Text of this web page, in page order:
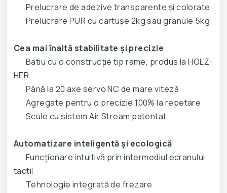
Prelucrare de adezive transparente și colorate
Prelucrare PUR cu cartușe 2kg sau granule 5kg
Cea mai înaltă stabilitate și precizie
Batiu cu o construcție tip rame, produs la HOLZ-
HER
Până la 20 axe servo NC de mare viteză
Agregate pentru o precizie 100% la repetare
Scule cu sistem Air Stream patentat
Automatizare inteligentă și ecologică
Funcționare intuitivă prin intermediul ecranului
tactil
Tehnologie integrată de frezare